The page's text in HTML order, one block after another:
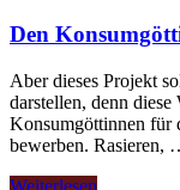
Den
Aber dieses Projekt
darstellen, denn
Konsumgöttinnen für
bewerben. Rasieren,
Weiterlesen